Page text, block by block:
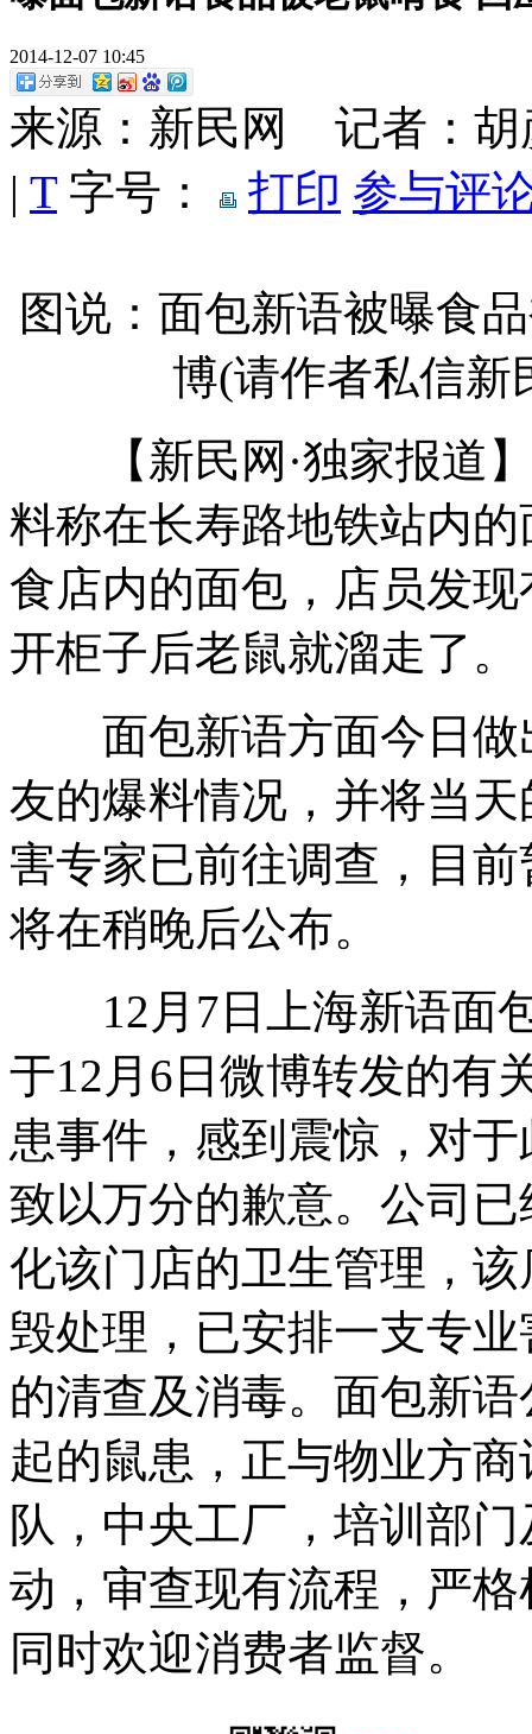
2014-12-07 10:45
来源：新民网 记者：
| T 字号： 打印 参与评
图说：面包新语被曝食
博(请作者私信新
【新民网·独家报道】
料称在长寿路地铁站内
食店内的面包，店员发
开柜子后老鼠就溜走了。
面包新语方面今日做
友的爆料情况，并将当
害专家已前往调查，目
将在稍晚后公布。
12月7日上海新语面包
于12月6日微博转发的有
患事件，感到震惊，对
致以万分的歉意。公司
化该门店的卫生管理，
毁处理，已安排一支专
的清查及消毒。面包新
起的鼠患，正与物业方
队，中央工厂，培训部
动，审查现有流程，严
同时欢迎消费者监督。